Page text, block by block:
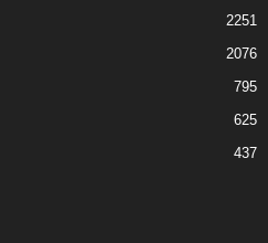
2251
2076
795
625
437